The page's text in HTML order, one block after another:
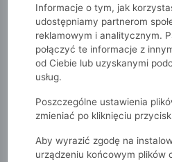
51015kids
Dziewczynki 2-7 lat
Bluzka dziewczęca na
Informacje o tym, jak
udostępniamy partnerom
reklamowym i analitycznym.
połączyć te informacje z
od Ciebie lub uzyskanymi
usług.
Poszczególne ustawienia
zmieniać po kliknięciu
Aby wyrazić zgodę na
urządzeniu końcowym plików